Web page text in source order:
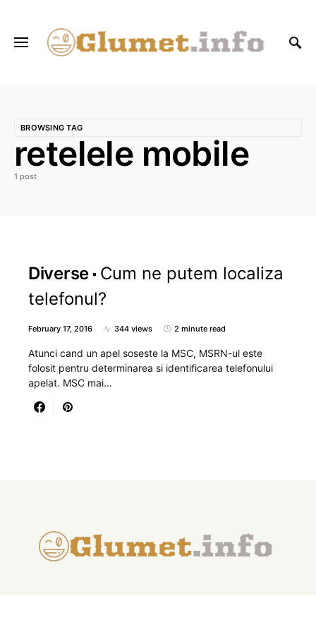
BROWSING TAG
retelele mobile
1 post
Diverse Cum ne putem localiza
telefonul?
February 17, 2016 344 views 2 minute read
Atunci cand un apel soseste la MSC, MSRN-ul este
folosit pentru determinarea si identificarea telefonului
apelat. MSC mai…